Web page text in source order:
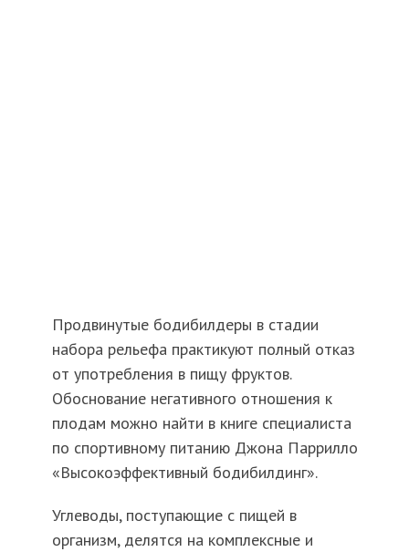
Продвинутые бодибилдеры в стадии
набора рельефа практикуют полный отказ
от употребления в пищу фруктов.
Обоснование негативного отношения к
плодам можно найти в книге специалиста
по спортивному питанию Джона Паррилло
«Высокоэффективный бодибилдинг».
Углеводы, поступающие с пищей в
организм, делятся на комплексные и